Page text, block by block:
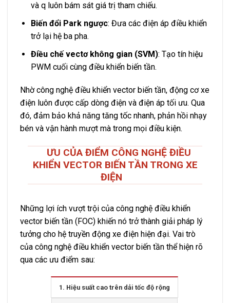
và q luôn bám sát giá trị tham chiếu.
Biến đổi Park ngược: Đưa các điện áp điều khiển
trở lại hệ ba pha.
Điều chế vectơ không gian (SVM): Tạo tín hiệu
PWM cuối cùng điều khiển biến tần.
Nhờ công nghệ điều khiển vector biến tần, động cơ xe
điện luôn được cấp dòng điện và điện áp tối ưu. Qua
đó, đảm bảo khả năng tăng tốc nhanh, phản hồi nhạy
bén và vận hành mượt mà trong mọi điều kiện.
ƯU CỦA ĐIỂM CÔNG NGHỆ ĐIỀU
KHIỂN VECTOR BIẾN TẦN TRONG XE
ĐIỆN
Những lợi ích vượt trội của công nghệ điều khiển
vector biến tần (FOC) khiến nó trở thành giải pháp lý
tưởng cho hệ truyền động xe điện hiện đại. Vai trò
của công nghệ điều khiển vector biến tần thể hiện rõ
qua các ưu điểm sau:
1. Hiệu suất cao trên dải tốc độ rộng